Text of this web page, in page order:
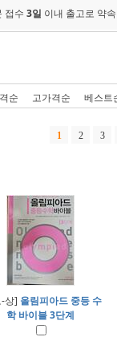
접수 3일 이내 출고로 약
순 고가격순 베스트
1 2 3
상] 올림피아드 중등 수
학 바이블 3단계